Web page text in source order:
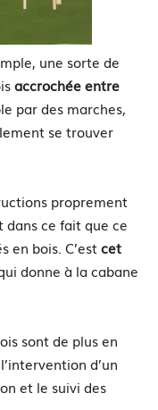
une sorte de
accrochée entre
par des marches,
se trouver
proprement
ce fait que ce
en bois. C’estcet
donne à la cabane
sont de plus en
d’un
et le suivi des